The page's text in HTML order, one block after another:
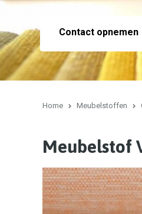
Contact opnemen
Home Meubelstoffen
Meubelstof